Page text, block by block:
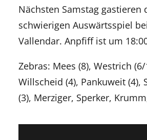
Nächsten Samstag gastieren
schwierigen Auswärtsspiel
Vallendar. Anpfiff ist um
Zebras: Mees (8), Westrich (6/
Willscheid (4), Pankuweit (4),
(3), Merziger, Sperker,